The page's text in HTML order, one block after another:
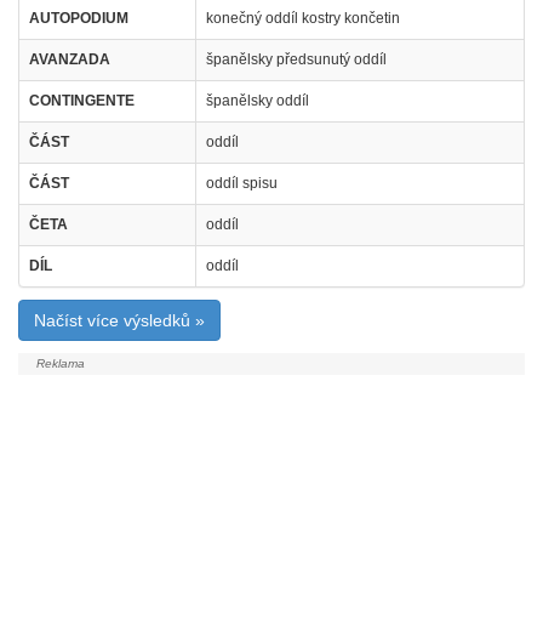
AUTOPODIUM konečný oddíl kostry končetin
AVANZADA španělsky předsunutý oddíl
CONTINGENTE španělsky oddíl
ČÁST oddíl
ČÁST oddíl spisu
ČETA oddíl
DÍL oddíl
Načíst více výsledků »